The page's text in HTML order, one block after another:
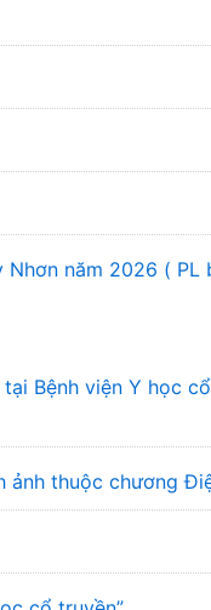
năm 2026 ( PL
Bệnh viện Y học
ảnh thuộc chương